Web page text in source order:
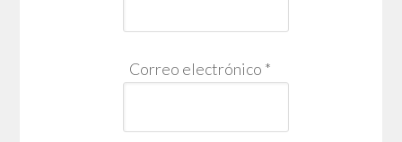
Correo electrónico *